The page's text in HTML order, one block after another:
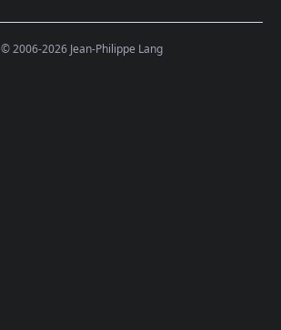
© 2006-2026 Jean-Philippe Lang